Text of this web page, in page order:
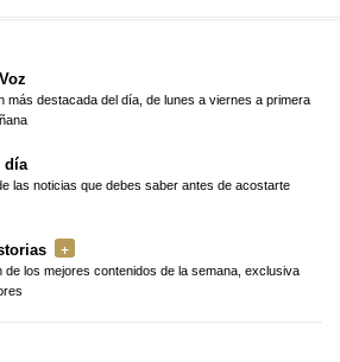
más destacada del día, de lunes a viernes a primera
día
las noticias que debes saber antes de acostarte
de los mejores contenidos de la semana, exclusiva